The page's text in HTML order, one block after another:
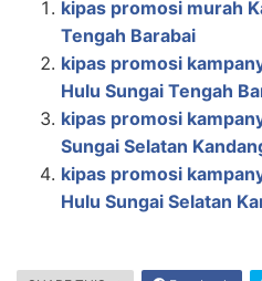
kipas promosi murah
Tengah Barabai
kipas promosi
Hulu Sungai Tengah
kipas promosi
Sungai Selatan
kipas promosi
Hulu Sungai Selatan